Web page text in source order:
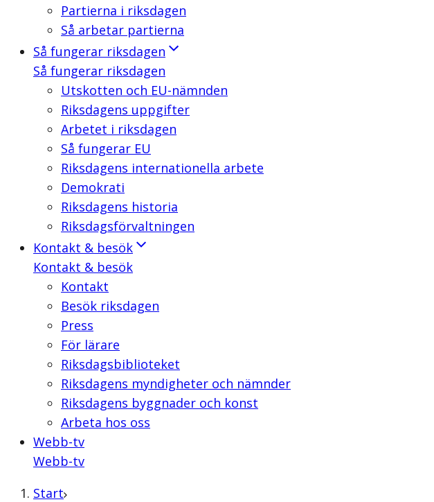
Partierna i riksdagen
Så arbetar partierna
Så fungerar riksdagen
Så fungerar riksdagen
Utskotten och EU-nämnden
Riksdagens uppgifter
Arbetet i riksdagen
Så fungerar EU
Riksdagens internationella arbete
Demokrati
Riksdagens historia
Riksdagsförvaltningen
Kontakt & besök
Kontakt & besök
Kontakt
Besök riksdagen
Press
För lärare
Riksdagsbiblioteket
Riksdagens myndigheter och nämnder
Riksdagens byggnader och konst
Arbeta hos oss
Webb-tv
Webb-tv
Start